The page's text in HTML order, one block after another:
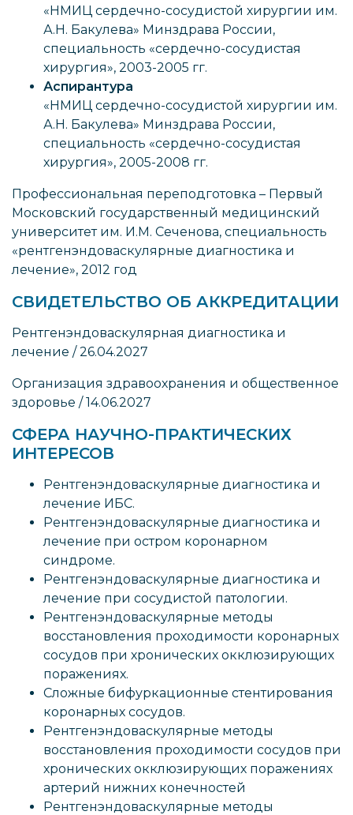
«НМИЦ сердечно-сосудистой хирургии им.
А.Н. Бакулева» Минздрава России,
специальность «сердечно-сосудистая
хирургия», 2003-2005 гг.
Аспирантура
«НМИЦ сердечно-сосудистой хирургии им.
А.Н. Бакулева» Минздрава России,
специальность «сердечно-сосудистая
хирургия», 2005-2008 гг.
Профессиональная переподготовка – Первый
Московский государственный медицинский
университет им. И.М. Сеченова, специальность
«рентгенэндоваскулярные диагностика и
лечение», 2012 год
СВИДЕТЕЛЬСТВО ОБ АККРЕДИТАЦИИ
Рентгенэндоваскулярная диагностика и
лечение / 26.04.2027
Организация здравоохранения и общественное
здоровье / 14.06.2027
СФЕРА НАУЧНО-ПРАКТИЧЕСКИХ
ИНТЕРЕСОВ
Рентгенэндоваскулярные диагностика и
лечение ИБС.
Рентгенэндоваскулярные диагностика и
лечение при остром коронарном
синдроме.
Рентгенэндоваскулярные диагностика и
лечение при сосудистой патологии.
Рентгенэндоваскулярные методы
восстановления проходимости коронарных
сосудов при хронических окклюзирующих
поражениях.
Сложные бифуркационные стентирования
коронарных сосудов.
Рентгенэндоваскулярные методы
восстановления проходимости сосудов при
хронических окклюзирующих поражениях
артерий нижних конечностей
Рентгенэндоваскулярные методы